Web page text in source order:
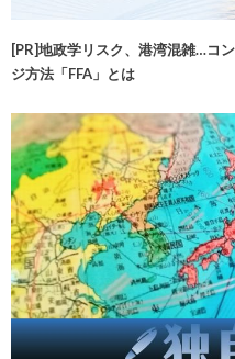
[PR]地政学リスク、港湾混雑…コ
ジ方法「FFA」とは